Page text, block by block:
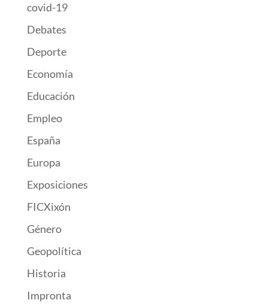
covid-19
Debates
Deporte
Economía
Educación
Empleo
España
Europa
Exposiciones
FICXixón
Género
Geopolítica
Historia
Impronta